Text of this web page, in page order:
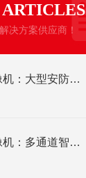
ARTICLES
决方案供应商！
64路高清硬盘录像机：大型安防监控系统的核心存储解决方案
32路监控硬盘录像机：多通道智能监控，构筑全域安全防线